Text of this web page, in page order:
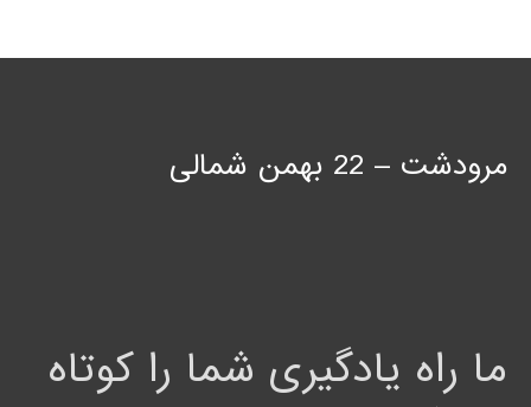
مرودشت – 22 بهمن شمالی
ما راه یادگیری شما را کوتاه